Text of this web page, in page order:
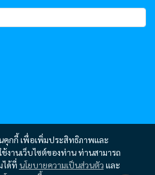
คุกกี้ เพื่อเพิ่มประสิทธิภาพและ
งานเว็บไซต์ของท่าน ท่านสามารถ
ได้ที่ นโยบายความเป็นส่วนตัว และ